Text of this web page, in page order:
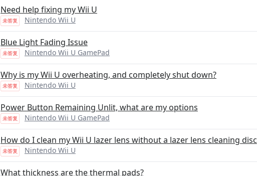
Need help fixing my Wii U
未答复 Nintendo Wii U
Blue Light Fading Issue
未答复 Nintendo Wii U GamePad
Why is my Wii U overheating, and completely shut down?
未答复 Nintendo Wii U
Power Button Remaining Unlit, what are my options
未答复 Nintendo Wii U GamePad
How do I clean my Wii U lazer lens without a lazer lens cleaning disc
未答复 Nintendo Wii U
What thickness are the thermal pads?